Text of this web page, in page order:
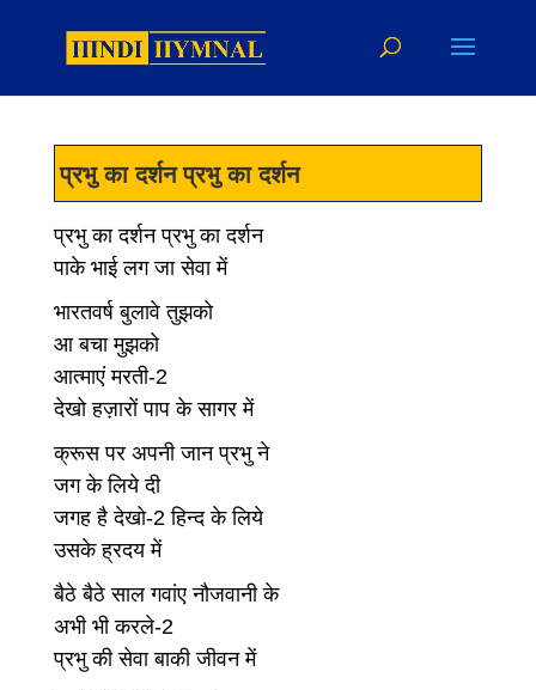
प्रभु का दर्शन प्रभु का दर्शन
प्रभु का दर्शन प्रभु का दर्शन
पाके भाई लग जा सेवा में
भारतवर्ष बुलावे तुझको
आ बचा मुझको
आत्माएं मरती-2
देखो हज़ारों पाप के सागर में
क्रूस पर अपनी जान प्रभु ने
जग के लिये दी
जगह है देखो-2 हिन्द के लिये
उसके ह्रदय में
बैठे बैठे साल गवांए नौजवानी के
अभी भी करले-2
प्रभु की सेवा बाकी जीवन में